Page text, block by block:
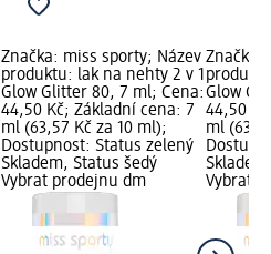
Značka: miss sporty; Název
produktu: lak na nehty 2 v 1
Glow Glitter 80, 7 ml; Cena:
44,50 Kč; Základní cena: 7
ml (63,57 Kč za 10 ml);
Dostupnost: Status zelený
Skladem, Status šedý
Vybrat prodejnu dm
Značka:
Glow
44,50
ml
Vybrat